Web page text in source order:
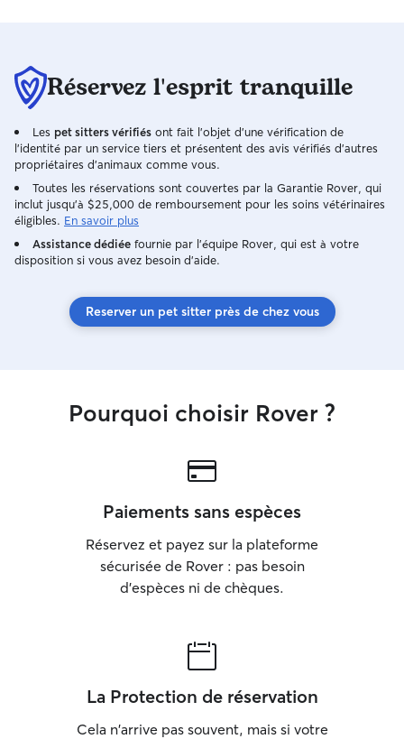
d’affection et de soins. Je suis
disponible pour garder vos animaux tout
week-ends. Vous pourrez partir l’esprit
tranquille en sachant que vos
compagnons seront choyés, respectés et
entourés d’amour comme s’ils étaient les
miens. Nous vivons dans une maison
avec un grand jardin entièrement
clôturé, offrant un espace sécurisé où
vos compagnons pourront se dépenser,
tranquillité. Des moutons vivent
également en liberté dans le jardin. Ils
les journées plus chaudes, une petite
rafraîchir et s’amuser. De l’eau fraîche est
l’intérieur qu’à l’extérieur de la maison.
vos animaux se sentent comme chez
eux, dans un environnement familial,
sécurisé et rempli d’attention.
suis
l'été. C'est
réservation qui
Mes animaux
chez leur
croquettes à
ma surveillance.
quand ils
une grande
Réservez l'esprit tranquille
Les pet sitters vérifiés ont fait l'objet d'une vérification de
l'identité par un service tiers et présentent des avis vérifiés d'autres
propriétaires d'animaux comme vous.
Toutes les réservations sont couvertes par la Garantie Rover, qui
inclut jusqu'à $25,000 de remboursement pour les soins vétérinaires
éligibles. En savoir plus
Assistance dédiée fournie par l'équipe Rover, qui est à votre
disposition si vous avez besoin d'aide.
Reserver un pet sitter près de chez vous
Pourquoi choisir Rover ?
Paiements sans espèces
Réservez et payez sur la plateforme
sécurisée de Rover : pas besoin
d'espèces ni de chèques.
La Protection de réservation
Cela n'arrive pas souvent, mais si votre